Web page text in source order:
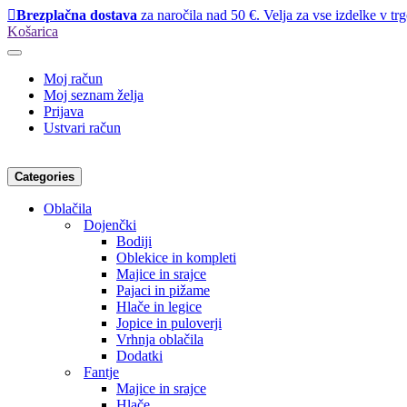
Brezplačna dostava za naročila nad 50 €. Velja za vse izdelke v
Košarica
Moj račun
Moj seznam želja
Prijava
Ustvari račun
Categories
Oblačila
Dojenčki
Bodiji
Oblekice in kompleti
Majice in srajce
Pajaci in pižame
Hlače in legice
Jopice in puloverji
Vrhnja oblačila
Dodatki
Fantje
Majice in srajce